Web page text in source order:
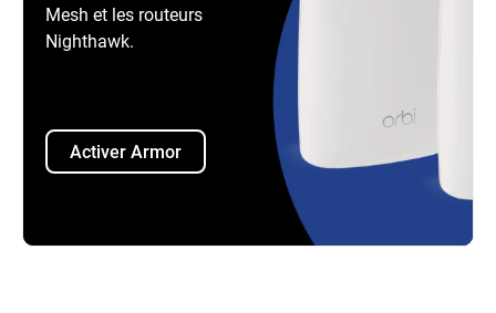
Mesh et les routeurs
Nighthawk.
Activer Armor